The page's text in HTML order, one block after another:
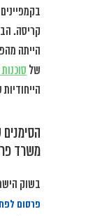
קריסה.
הייתה
של
משרד
בשוק
פרסום